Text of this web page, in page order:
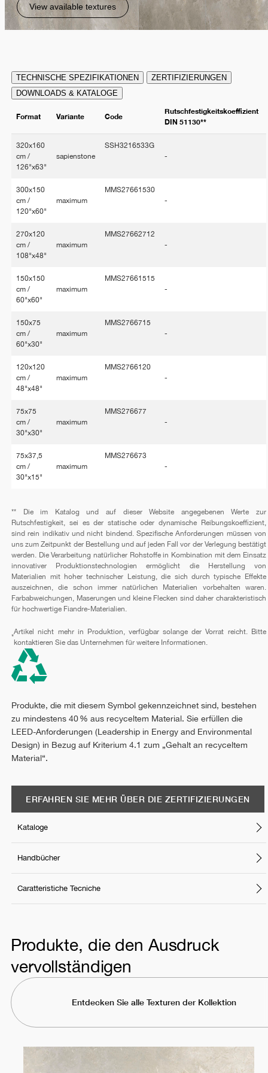
View available textures
TECHNISCHE SPEZIFIKATIONEN
ZERTIFIZIERUNGEN
DOWNLOADS & KATALOGE
Format Variante Code
Rutschfestigkeitskoeffizient
DIN 51130**
320x160
cm /
126"x63"
sapienstone
SSH3216533G
-
300x150
cm /
120"x60"
maximum
MMS27661530
-
270x120
cm /
108"x48"
maximum
MMS27662712
-
150x150
cm /
60"x60"
maximum
MMS27661515
-
150x75
cm /
60"x30"
maximum
MMS2766715
-
120x120
cm /
48"x48"
maximum
MMS2766120
-
75x75
cm /
30"x30"
maximum
MMS276677
-
75x37,5
cm /
30"x15"
maximum
MMS276673
-
** Die im Katalog und auf dieser Website angegebenen Werte zur
Rutschfestigkeit, sei es der statische oder dynamische Reibungskoeffizient,
sind rein indikativ und nicht bindend. Spezifische Anforderungen müssen von
uns zum Zeitpunkt der Bestellung und auf jeden Fall vor der Verlegung bestätigt
werden. Die Verarbeitung natürlicher Rohstoffe in Kombination mit dem Einsatz
innovativer Produktionstechnologien ermöglicht die Herstellung von
Materialien mit hoher technischer Leistung, die sich durch typische Effekte
auszeichnen, die schon immer natürlichen Materialien vorbehalten waren.
Farbabweichungen, Maserungen und kleine Flecken sind daher charakteristisch
für hochwertige Fiandre-Materialien.
*
Artikel nicht mehr in Produktion, verfügbar solange der Vorrat reicht. Bitte
kontaktieren Sie das Unternehmen für weitere Informationen.
Produkte, die mit diesem Symbol gekennzeichnet sind, bestehen
zu mindestens 40 % aus recyceltem Material. Sie erfüllen die
LEED-Anforderungen (Leadership in Energy and Environmental
Design) in Bezug auf Kriterium 4.1 zum „Gehalt an recyceltem
Material“.
ERFAHREN SIE MEHR ÜBER DIE ZERTIFIZIERUNGEN
Kataloge
Handbücher
Caratteristiche Tecniche
Produkte, die den Ausdruck
vervollständigen
Entdecken Sie alle Texturen der Kollektion